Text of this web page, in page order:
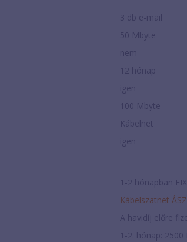
3 db e-mail
50 Mbyte
nem
12 hónap
igen
100 Mbyte
Kábelnet
igen
1-2 hónapban
Kábelszatnet
A havidíj előre
1-2. hónap: